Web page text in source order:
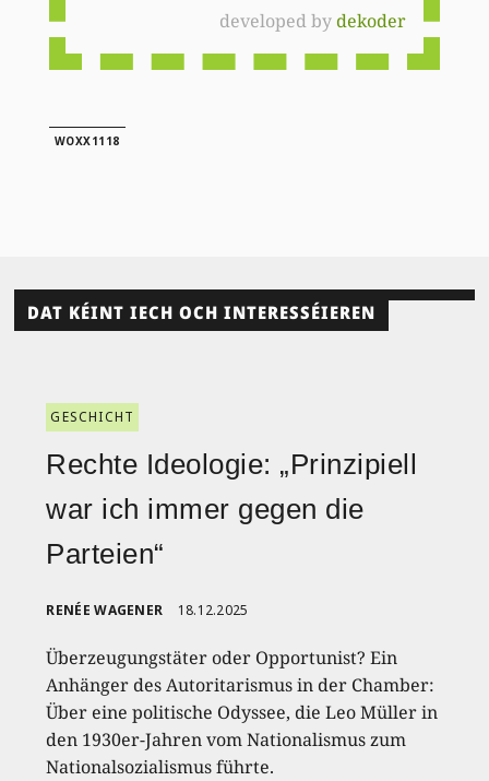
developed bydekoder
WOXX1118
DAT KÉINT IECH OCH INTERESSÉIEREN
GESCHICHT
Rechte Ideologie: „Prinzipiell
war ich immer gegen die
Parteien“
RENÉE WAGENER 18.12.2025
Überzeugungstäter oder Opportunist? Ein
Anhänger des Autoritarismus in der Chamber:
Über eine politische Odyssee, die Leo Müller in
den 1930er-Jahren vom Nationalismus zum
Nationalsozialismus führte.